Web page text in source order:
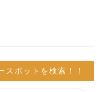
スポットを検索！！